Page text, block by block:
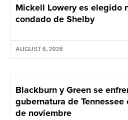
Mickell Lowery es elegido
condado de Shelby
AUGUST 6, 2026
Blackburn y Green se
gubernatura de
de noviembre